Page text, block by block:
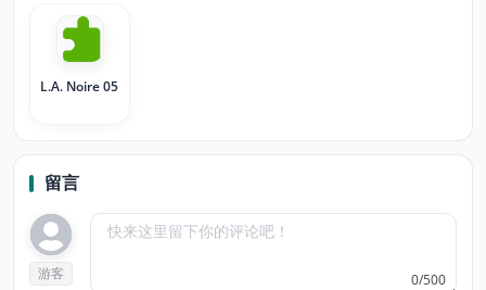
L.A. Noire 05
留言
游客 0/500